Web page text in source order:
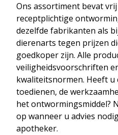
Ons assortiment bevat
receptplichtige
dezelfde fabrikanten als
dierenarts tegen prijzen
goedkoper zijn. Alle
veiligheidsvoorschriften
kwaliteitsnormen. Heeft u
toedienen, de
het ontwormingsmiddel?
op wanneer u advies
apotheker.